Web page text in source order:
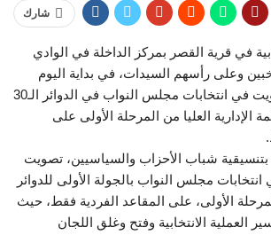
شارك
في قرية القصر بمركز الداخلة في الوادي
وعلى رأسهم السيدات، في بداية اليوم
الأول لفتح باب التصويت في انتخابات مجلس النواب في الدوائر الـ30
الإدارية العليا من المرحلة الأولى على
بتنسيقية شباب الأحزاب والسياسيين، تصويت
مجلس النواب بالجولة الأولى للدوائر
المرحلة الأولى، على المقاعد الفردية فقط، حيث
العملية الانتخابية وفتح وغلق اللجان